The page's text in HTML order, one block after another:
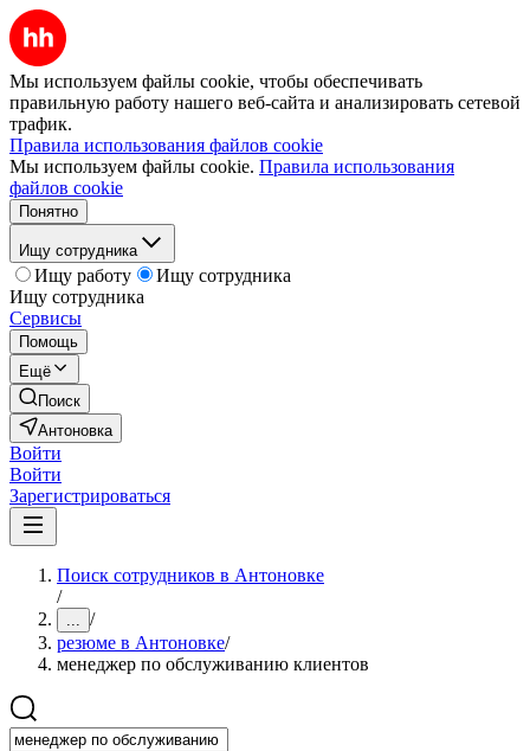
Мы используем файлы cookie, чтобы обеспечивать
правильную работу нашего веб-сайта и анализировать сетевой
трафик.
Правила использования файлов cookie
Мы используем файлы cookie. Правила использования
файлов cookie
Понятно
Ищу сотрудника
Ищу работу
Ищу сотрудника
Ищу сотрудника
Сервисы
Помощь
Ещё
Поиск
Антоновка
Войти
Войти
Зарегистрироваться
Поиск сотрудников в Антоновке
/
... /
резюме в Антоновке/
менеджер по обслуживанию клиентов